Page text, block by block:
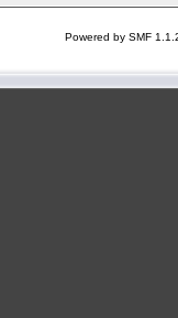
Powered by SMF